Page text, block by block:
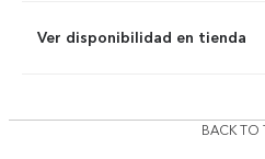
Ver disponibilidad en tienda
BACK TO